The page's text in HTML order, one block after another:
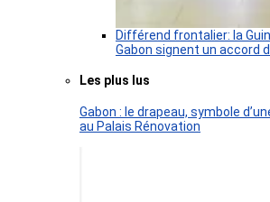
Différend frontalier: la
Gabon signent un accord
Les plus lus
Gabon : le drapeau, symbole
au Palais Rénovation